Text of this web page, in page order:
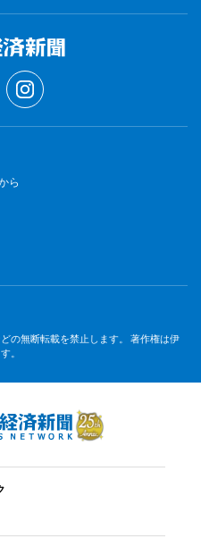
ら
の無断転載を禁止します。 著作権は伊
。